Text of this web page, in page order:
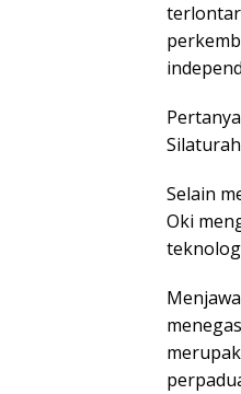
terlontar
Selain
Oki